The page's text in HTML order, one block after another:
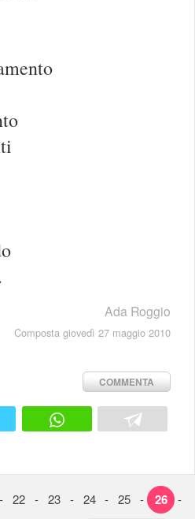
Ada Roggio
Composta giovedì 27 maggio 2010
COMMENTA
- 22 - 23 - 24 - 25 - 26
-